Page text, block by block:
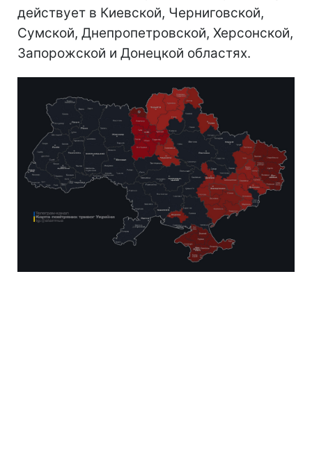
действует в Киевской, Черниговской,
Сумской, Днепропетровской, Херсонской,
Запорожской и Донецкой областях.